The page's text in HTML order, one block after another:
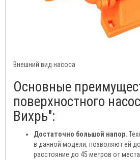
Внешний вид насоса
Основные
поверхностного
Вихрь":
Достаточно большой напор.
в данной модели, позволяют ей
расстояние до 45 метров от